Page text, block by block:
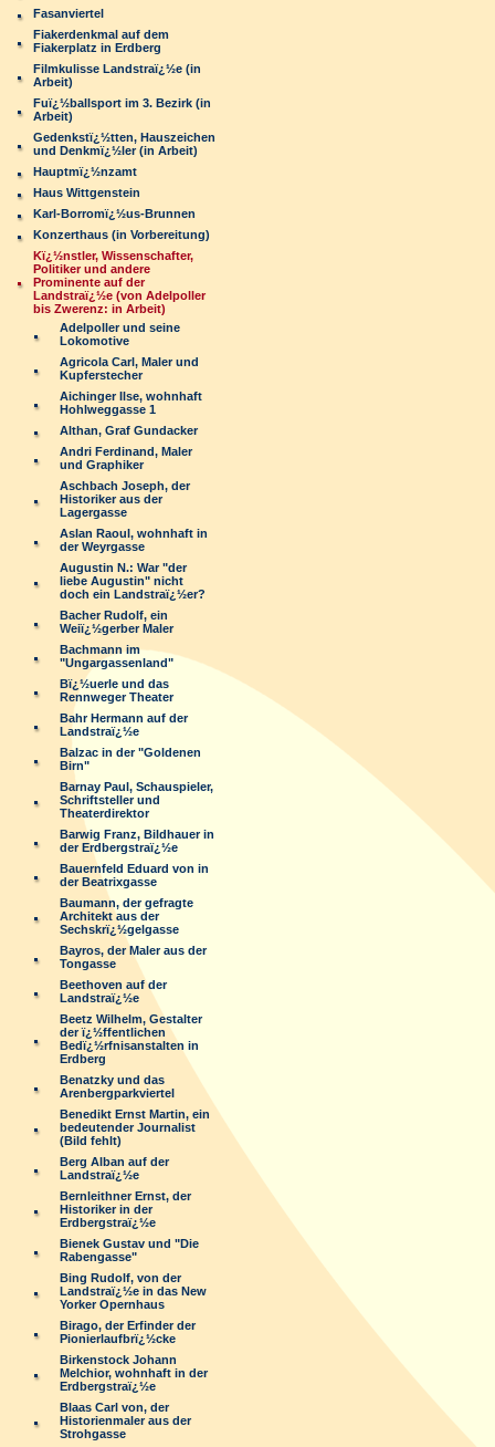
Fasanviertel
Fiakerdenkmal auf dem
Fiakerplatz in Erdberg
Filmkulisse Landstraï¿½e (in
Arbeit)
Fuï¿½ballsport im 3. Bezirk (in
Arbeit)
Gedenkstï¿½tten, Hauszeichen
und Denkmï¿½ler (in Arbeit)
Hauptmï¿½nzamt
Haus Wittgenstein
Karl-Borromï¿½us-Brunnen
Konzerthaus (in Vorbereitung)
Kï¿½nstler, Wissenschafter,
Politiker und andere
Prominente auf der
Landstraï¿½e (von Adelpoller
bis Zwerenz: in Arbeit)
Adelpoller und seine
Lokomotive
Agricola Carl, Maler und
Kupferstecher
Aichinger Ilse, wohnhaft
Hohlweggasse 1
Althan, Graf Gundacker
Andri Ferdinand, Maler
und Graphiker
Aschbach Joseph, der
Historiker aus der
Lagergasse
Aslan Raoul, wohnhaft in
der Weyrgasse
Augustin N.: War "der
liebe Augustin" nicht
doch ein Landstraï¿½er?
Bacher Rudolf, ein
Weiï¿½gerber Maler
Bachmann im
"Ungargassenland"
Bï¿½uerle und das
Rennweger Theater
Bahr Hermann auf der
Landstraï¿½e
Balzac in der "Goldenen
Birn"
Barnay Paul, Schauspieler,
Schriftsteller und
Theaterdirektor
Barwig Franz, Bildhauer in
der Erdbergstraï¿½e
Bauernfeld Eduard von in
der Beatrixgasse
Baumann, der gefragte
Architekt aus der
Sechskrï¿½gelgasse
Bayros, der Maler aus der
Tongasse
Beethoven auf der
Landstraï¿½e
Beetz Wilhelm, Gestalter
der ï¿½ffentlichen
Bedï¿½rfnisanstalten in
Erdberg
Benatzky und das
Arenbergparkviertel
Benedikt Ernst Martin, ein
bedeutender Journalist
(Bild fehlt)
Berg Alban auf der
Landstraï¿½e
Bernleithner Ernst, der
Historiker in der
Erdbergstraï¿½e
Bienek Gustav und "Die
Rabengasse"
Bing Rudolf, von der
Landstraï¿½e in das New
Yorker Opernhaus
Birago, der Erfinder der
Pionierlaufbrï¿½cke
Birkenstock Johann
Melchior, wohnhaft in der
Erdbergstraï¿½e
Blaas Carl von, der
Historienmaler aus der
Strohgasse